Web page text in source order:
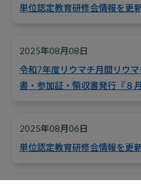
単位認定教育研修会情報を更
2025年08月08日
令和7年度リウマチ月間リウ
書・参加証・領収書発行『８
2025年08月06日
単位認定教育研修会情報を更